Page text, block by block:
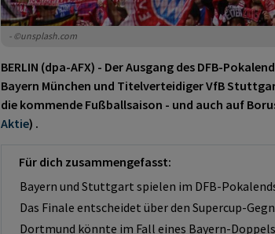
- ©unsplash.com
BERLIN (dpa-AFX) - Der Ausgang des DFB-
Bayern München und Titelverteidiger VfB
die kommende Fußballsaison - und auch auf
Aktie) .
Für dich zusammengefasst:
Bayern und Stuttgart spielen im DFB-
Das Finale entscheidet über den Supercup-
Dortmund könnte im Fall eines Bayern-